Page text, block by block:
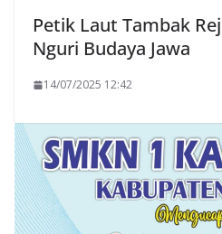
Petik Laut Tambak
Nguri Budaya Jawa
14/07/2025 12:42